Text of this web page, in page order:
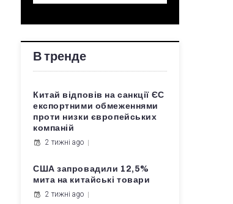
В тренде
Китай відповів на санкції ЄС
експортними обмеженнями
проти низки європейських
компаній
2 тижні ago
США запровадили 12,5%
мита на китайські товари
2 тижні ago